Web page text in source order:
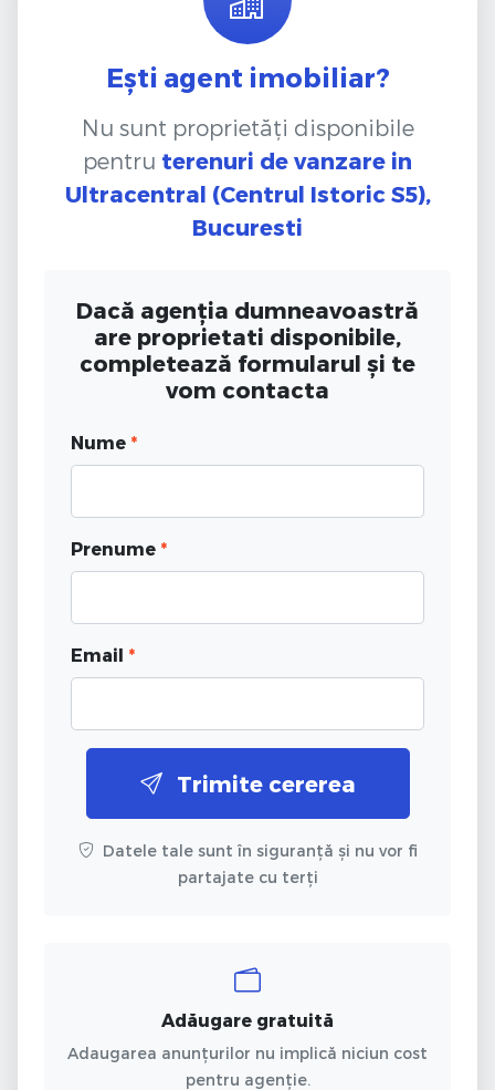
Ești agent imobiliar?
Nu sunt proprietăți disponibile
pentru terenuri de vanzare in
Ultracentral (Centrul Istoric S5),
Bucuresti
Dacă agenția dumneavoastră
are proprietati disponibile,
completează formularul și te
vom contacta
Nume *
Prenume *
Email *
Trimite cererea
Datele tale sunt în siguranță și nu vor fi
partajate cu terți
Adăugare gratuită
Adaugarea anunțurilor nu implică niciun cost
pentru agenție.